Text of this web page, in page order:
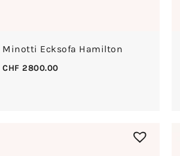
Minotti Ecksofa Hamilton
CHF 2800.00